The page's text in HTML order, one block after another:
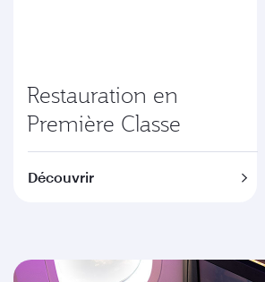
Restauration en
Première Classe
Découvrir